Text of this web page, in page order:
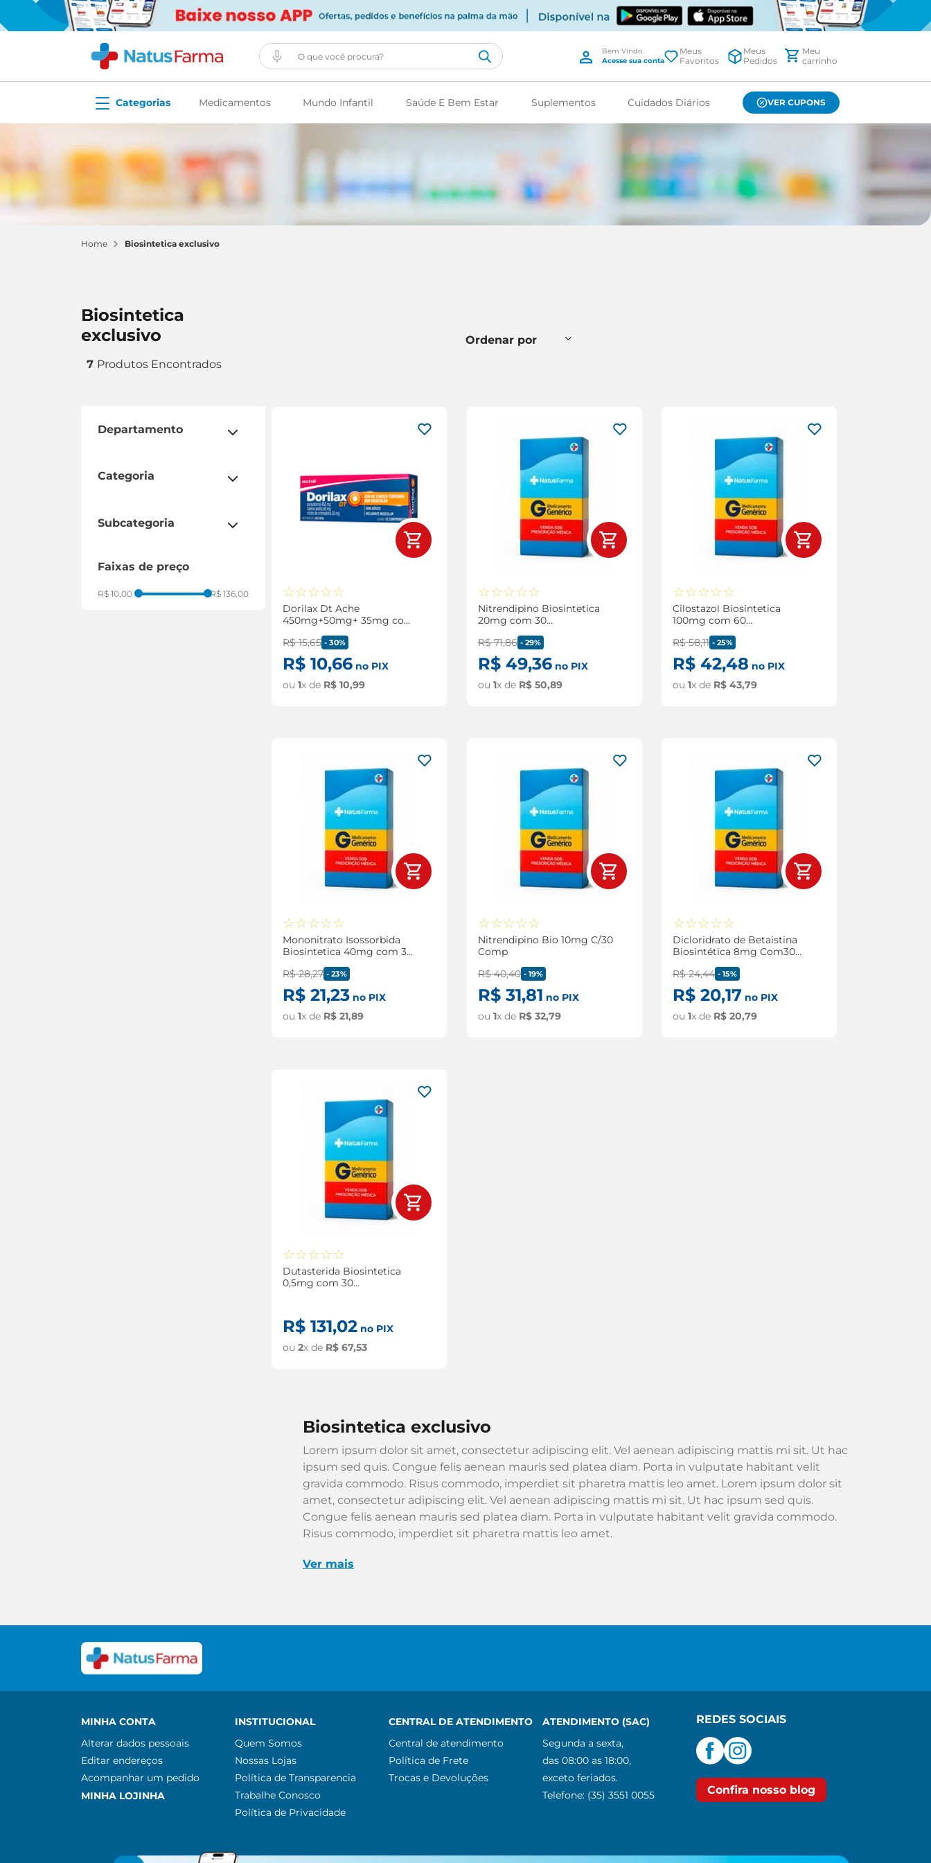
O que você procura?
Meus
Favoritos
Meus
Pedidos
Medicamentos Mundo Infantil Saúde E Bem Estar Suplementos Cuidados Diários VER CUPONS
biosintetica exclusivo
biosintetica
exclusivo
7
departamento
categoria
dor e febre
subcategoria
relaxante muscular
próstata
faixas de preço
R$ 10,00 R$ 136,00 ☆☆☆☆☆
Dorilax Dt Ache
450mg+50mg+ 35mg com
R$ 15,65 -30%
R$ 10,66 no PIX
ou1x de R$ 10,99
☆☆☆☆☆
Nitrendipino Biosintetica
20mg com 30
R$ 71,86 - 29%
R$ 49,36no PIX
ou 1x de R$ 50,89
☆☆☆☆☆
Cilostazol Biosintetica
100mg com 60
R$ 58,11 - 25%
R$ 42,48 no PIX
ou 1x de R$ 43,79
☆☆☆☆☆
Mononitrato Isossorbida
Biosintetica 40mg com 30
R$ 28,27 -23%
R$ 21,23 no PIX
ou1x de R$ 21,89
☆☆☆☆☆
Nitrendipino Bio 10mg C/30
Comp
R$ 40,40 - 19%
R$ 31,81 no PIX
ou 1x de R$ 32,79
☆☆☆☆☆
Dicloridrato de Betaistina
Biosintética 8mg Com30
R$ 24,44 - 15%
R$ 20,17 no PIX
ou 1x de R$ 20,79
☆☆☆☆☆
Dutasterida Biosintetica
0,5mg com 30
R$ 131,02 no PIX
ou2x de R$ 67,53
biosintetica exclusivo
Lorem ipsum dolor sit amet, consectetur adipiscing elit. Vel aenean adipiscing mattis mi sit. Ut hac
ipsum sed quis. Congue felis aenean mauris sed platea diam. Porta in vulputate habitant velit
gravida commodo. Risus commodo, imperdiet sit pharetra mattis leo amet. Lorem ipsum dolor sit
amet, consectetur adipiscing elit. Vel aenean adipiscing mattis mi sit. Ut hac ipsum sed quis.
Congue felis aenean mauris sed platea diam. Porta in vulputate habitant velit gravida commodo.
Risus commodo, imperdiet sit pharetra mattis leo amet.
Ver mais
MINHA CONTA
Alterar dados pessoais
Editar endereços
Acompanhar um pedido
MINHA LOJINHA
INSTITUCIONAL
Quem Somos
Nossas Lojas
Política de Transparencia
Trabalhe Conosco
Política de Privacidade
CENTRAL DE ATENDIMENTO
Central de atendimento
Política de Frete
Trocas e Devoluções
ATENDIMENTO (SAC)
Segunda a sexta,
das 08:00 as 18:00,
exceto feriados.
Telefone: (35) 3551 0055
REDES SOCIAIS
Confira nosso blog